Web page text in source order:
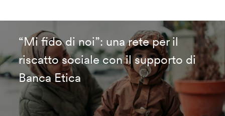
“Mi fido di noi”: una rete per il
riscatto sociale con il supporto di
Banca Etica